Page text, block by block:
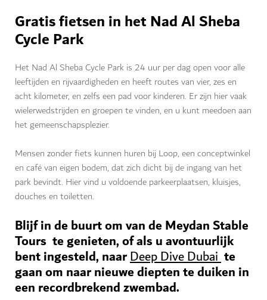
Gratis fietsen in het Nad Al Sheba
Cycle Park
Het Nad Al Sheba Cycle Park is 24 uur per dag open voor alle
leeftijden en rijvaardigheden en heeft routes van vier, zes en
acht kilometer, en zelfs een pad voor kinderen. Er zijn hier vaak
wielerwedstrijden en groepen te vinden, en u kunt meedoen aan
het gemeenschapsplezier.
Mensen zonder fiets kunnen huren bij Loop, een conceptwinkel
en café van eigen bodem, dat zich dicht bij de ingang van het
park bevindt. Hier vind u voldoende parkeerplaatsen, kluisjes,
douches en toiletten.
Blijf in de buurt om van de Meydan Stable
Tours te genieten, of als u avontuurlijk
bent ingesteld, naarDeep Dive Dubaite
gaan om naar nieuwe diepten te duiken in
een recordbrekend zwembad.